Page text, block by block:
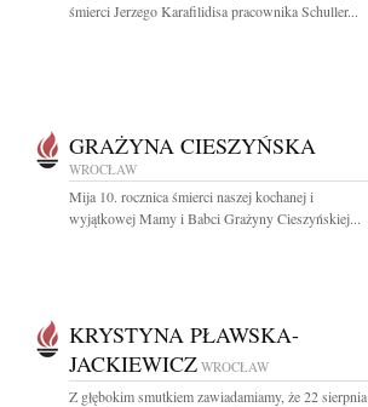
śmierci Jerzego Karafilidisa pracownika Schuller...
GRAŻYNA CIESZYŃSKA
WROCŁAW
Mija 10. rocznica śmierci naszej kochanej i
wyjątkowej Mamy i Babci Grażyny Cieszyńskiej...
KRYSTYNA PŁAWSKA-
JACKIEWICZ WROCŁAW
Z głębokim smutkiem zawiadamiamy, że 22 sierpnia